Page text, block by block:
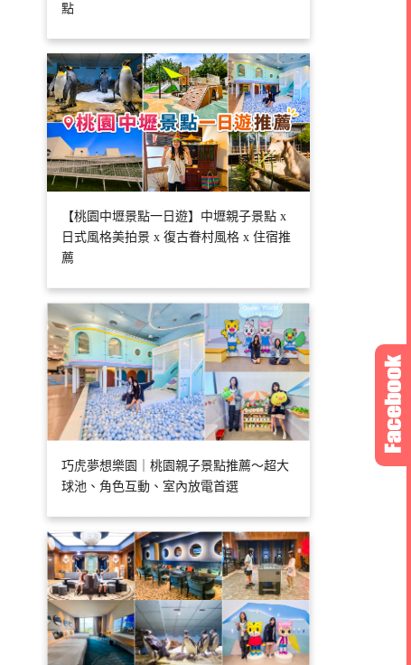
點
【桃園中壢景點一日遊】中壢親子景點 x
日式風格美拍景 x 復古眷村風格 x 住宿推
薦
巧虎夢想樂園｜桃園親子景點推薦～超大
球池、角色互動、室內放電首選